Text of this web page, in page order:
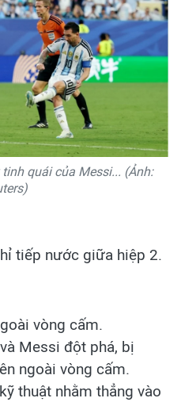
quái của Messi... (Ảnh:
tiếp nước giữa hiệp 2.
vòng cấm.
Messi đột phá, bị
ngoài vòng cấm.
thuật nhằm thẳng vào